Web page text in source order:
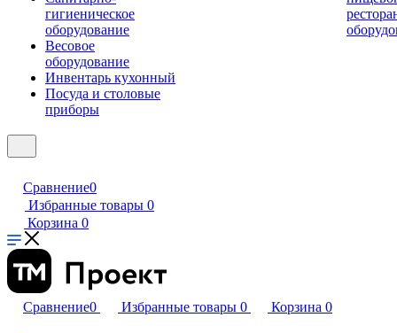
гигиеническое
оборудование
Весовое
оборудование
Инвентарь кухонный
Посуда и столовые
приборы
Сравнение0
Избранные товары 0
Корзина 0
Сравнение0 Избранные товары 0 Корзина 0